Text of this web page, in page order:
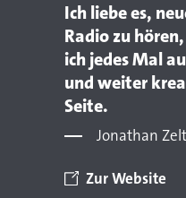
Ich liebe es,
Radio zu
ich jedes Mal
und weiter
Seite.
Jonathan
Zur Website